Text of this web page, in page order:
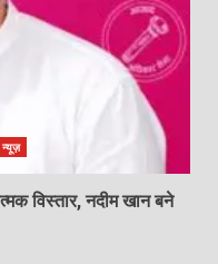
विस्तार, नदीम खान बने